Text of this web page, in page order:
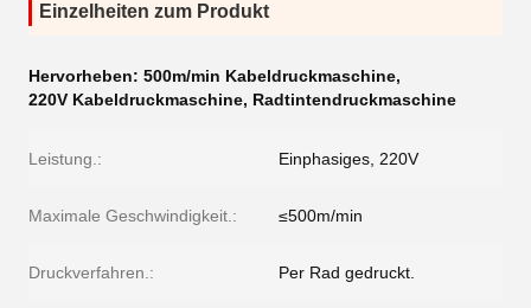
Einzelheiten zum Produkt
Hervorheben: 500m/min Kabeldruckmaschine,
220V Kabeldruckmaschine, Radtintendruckmaschine
Leistung.: Einphasiges, 220V
Maximale Geschwindigkeit.: ≤500m/min
Druckverfahren.: Per Rad gedruckt.